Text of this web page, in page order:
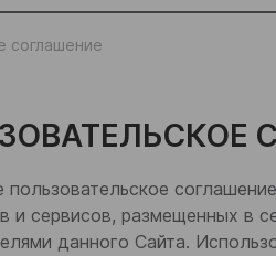
соглашение
пользовательское
и сервисов, размещенных в
данного Сайта.